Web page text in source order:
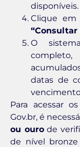
disponíveis.
Clique em
“Consultar
O
datas de
Para acessar
Gov.br, é
ou ourode
de nível